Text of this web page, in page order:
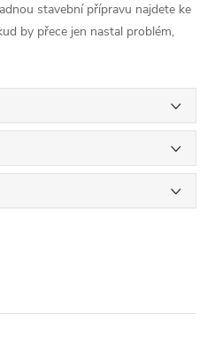
stavební přípravu najdete ke
by přece jen nastal problém,